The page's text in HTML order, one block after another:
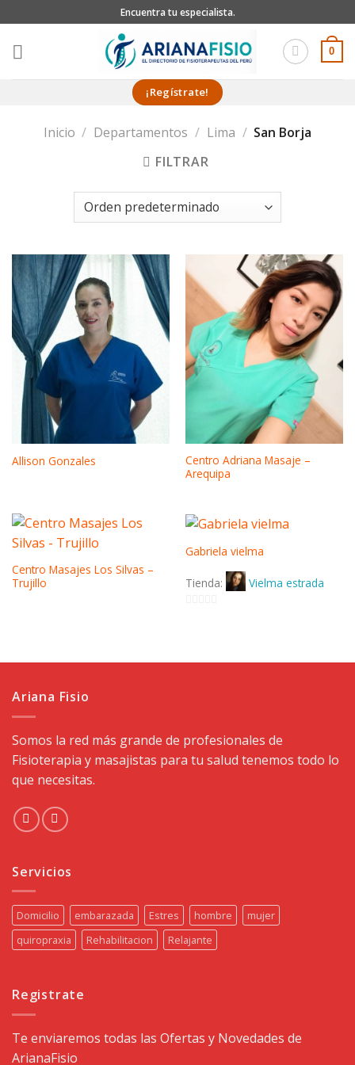
to
content
Encuentra tu especialista.
0
¡Regístrate!
Inicio / Departamentos / Lima / San Borja
FILTRAR
Allison Gonzales
Centro Adriana Masaje –
Arequipa
Centro Masajes Los Silvas –
Trujillo
Gabriela vielma
Tienda: Vielma estrada
Ariana Fisio
Somos la red más grande de profesionales de
Fisioterapia y masajistas para tu salud tenemos todo lo
que necesitas.
Servicios
Domicilio embarazada Estres hombre
mujer
quiropraxia
Rehabilitacion Relajante
Registrate
Te enviaremos todas las Ofertas y Novedades de
ArianaFisio